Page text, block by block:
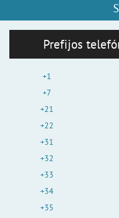
Prefijos
+1
+7
+21
+22
+31
+32
+33
+34
+35